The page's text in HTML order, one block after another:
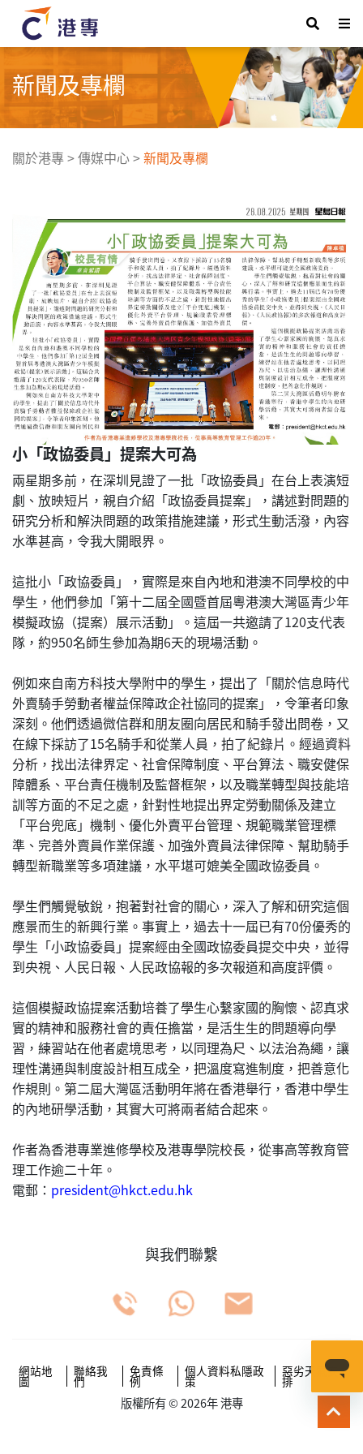
新聞及專欄
關於港專>傳媒中心>新聞及專欄
小「政協委員」提案大可為
兩星期多前，在深圳見證了一批「政協委員」在台上表演短
劇、放映短片，親自介紹「政協委員提案」，講述對問題的
研究分析和解決問題的政策措施建議，形式生動活潑，內容
水準甚高，令我大開眼界。
這批小「政協委員」，實際是來自內地和港澳不同學校的中
學生，他們參加「第十二屆全國暨首屆粵港澳大灣區青少年
模擬政協（提案）展示活動」。這屆一共邀請了120支代表
隊，約950名師生參加為期6天的現場活動。
例如來自南方科技大學附中的學生，提出了「關於信息時代
外賣騎手勞動者權益保障政企社協同的提案」，令筆者印象
深刻。他們透過微信群和朋友圈向居民和騎手發出問卷，又
在線下採訪了15名騎手和從業人員，拍了紀錄片。經過資料
分析，找出法律界定、社會保障制度、平台算法、職安健保
障體系、平台責任機制及監督框架，以及職業轉型與技能培
訓等方面的不足之處，針對性地提出界定勞動關係及建立
「平台兜底」機制、優化外賣平台管理、規範職業管理標
準、完善外賣員作業保護、加強外賣員法律保障、幫助騎手
轉型新職業等多項建議，水平堪可媲美全國政協委員。
學生們觸覺敏銳，抱著對社會的關心，深入了解和研究這個
應景而生的新興行業。事實上，過去十一屆已有70份優秀的
學生「小政協委員」提案經由全國政協委員提交中央，並得
到央視、人民日報、人民政協報的多次報道和高度評價。
這個模擬政協提案活動培養了學生⼼繫家國的胸懷、認真求
實的精神和服務社會的責任擔當，是活生生的問題導向學
習，練習站在他者處境思考，以同理為尺、以法治為繩，讓
理性溝通與制度設計相互成全，把溫度寫進制度，把善意化
作規則。第二屆大灣區活動明年將在香港舉行，香港中學生
的內地研學活動，其實大可將兩者結合起來。
作者為香港專業進修學校及港專學院校長，從事高等教育管
理工作逾二十年。
電郵： president@hkct.edu.hk
與我們聯繫
網站地
圖
聯絡我
們
免責條
例
個人資料私隱政
策
惡劣天氣安
排
版權所有 © 2026年 港專